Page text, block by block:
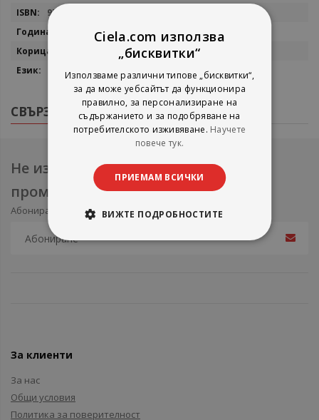
9786191762163
2022
български
СВЪРЗАНИ ПРОДУКТИ
Не изпускайте нови продукти и
промоции
Абонирайте се за нашия e-mail бюлетин
За клиенти
За нас
Общи условия
Политика за поверителност
Ciela.com използва
„бисквитки“
Използваме различни типове „бисквитки“,
за да може уебсайтът да функционира
правилно, за персонализиране на
съдържанието и за подобряване на
потребителското изживяване. Научете
повече тук.
ПРИЕМАМ ВСИЧКИ
ВИЖТЕ ПОДРОБНОСТИТЕ